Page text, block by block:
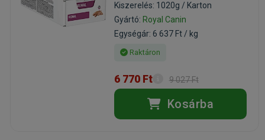
Kiszerelés: 1020g / Karton
Gyártó: Royal Canin
Egységár: 6 637 Ft / kg
Raktáron
6 770 Ft 9 027 Ft
Kosárba